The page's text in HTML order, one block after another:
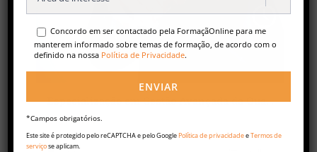
Especialização em Gestão Avançada da Qualidade
€1,490.00
Concordo em ser contactado pela FormaçãOnline para me
manterem informado sobre temas de formação, de acordo com o
definido na nossa Política de Privacidade.
*Campos obrigatórios.
Este site é protegido pelo reCAPTCHA e pelo GooglePolítica de privacidadeeTermos de
serviçose aplicam.